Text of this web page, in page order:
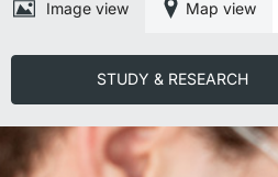
STUDY & RESEARCH
Image view Map view